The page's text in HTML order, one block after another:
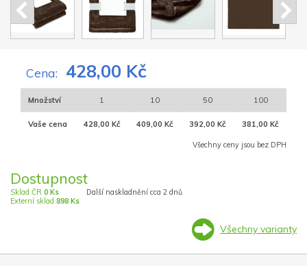
Cena: 428,00 Kč
Množství 1 10 50 100
Vaše cena 428,00 Kč 409,00 Kč 392,00 Kč 381,00 Kč
Všechny ceny jsou bez DPH
Dostupnost
Sklad ČR 0 Ks
Externí sklad 898 Ks
Další naskladnění cca 2 dnů
Všechny varianty